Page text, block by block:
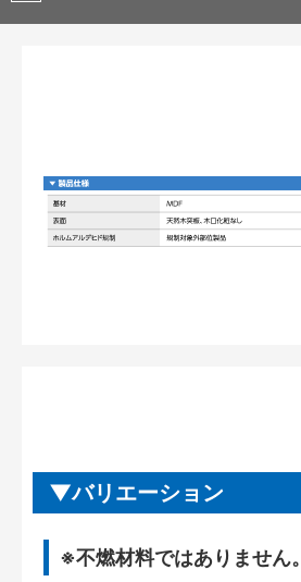
バリエーション
※不燃材料ではありません。